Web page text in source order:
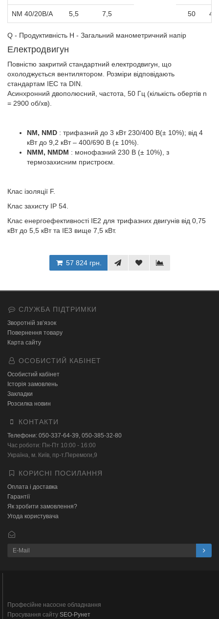
NM 40/20B/A 5,5 7,5 50
Q - Продуктивність H - Загальний манометричний напір
Електродвигун
Повністю закритий стандартний електродвигун, що
охолоджується вентилятором. Розміри відповідають
стандартам IEC та DIN.
Асинхронний двополюсний, частота, 50 Гц (кількість обертів n
= 2900 об/хв).
NM, NMD : трифазний до 3 кВт 230/400 В(± 10%); від 4
кВт до 9,2 кВт – 400/690 В (± 10%).
NMM, NMDM : монофазний 230 В (± 10%), з
термозахисним пристроєм.
Клас ізоляції F.
Клас захисту ІР 54.
Клас енергоефективності IE2 для трифазних двигунів від 0,75
кВт до 5,5 кВт та IE3 вище 7,5 кВт.
57 824 грн.
СЛУЖБА ПІДТРИМКИ
Зворотній зв’язок
Повернення товару
Карта сайту
ОСОБИСТИЙ КАБІНЕТ
Особистий кабінет
Історія замовлень
Закладки
Розсилка новин
КОНТАКТИ
Телефони: 050-337-64-39, 050-385-32-80
Час роботи: Пн-Пт 10:00 - 16:00
Українa, м. Київ, пр-т.Перемоги,9
КОРИСНІ ПОСИЛАННЯ
Оплата і доставка
Гарантії
Як зробити замовлення?
Угода користувача
Професійне насосне обладнання
Просування сайту SEO-Рунет